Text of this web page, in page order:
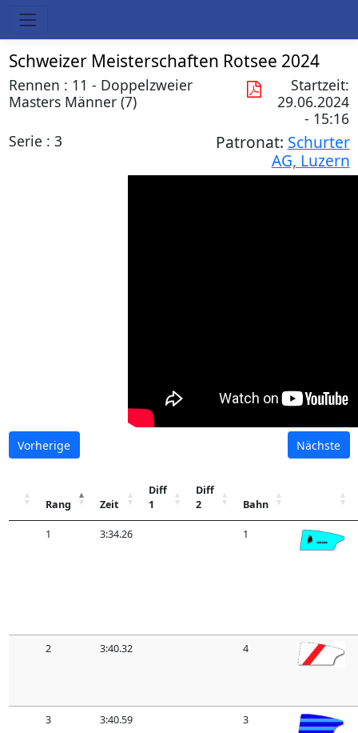
Schweizer Meisterschaften Rotsee 2024
Rennen : 11 - Doppelzweier
Masters Männer (7)
Startzeit:
29.06.2024
- 15:16
Serie : 3
Patronat: Schurter
AG, Luzern
Vorherige Nächste
Rang Zeit
Diff
1
Diff
2
Bahn
1 3:34.26 1
2 3:40.32 4
3 3:40.59 3